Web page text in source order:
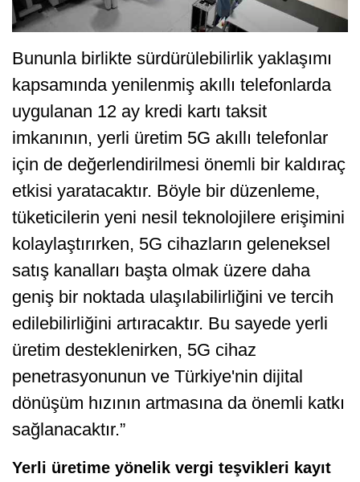
Bununla birlikte sürdürülebilirlik yaklaşımı
kapsamında yenilenmiş akıllı telefonlarda
uygulanan 12 ay kredi kartı taksit
imkanının, yerli üretim 5G akıllı telefonlar
için de değerlendirilmesi önemli bir kaldıraç
etkisi yaratacaktır. Böyle bir düzenleme,
tüketicilerin yeni nesil teknolojilere erişimini
kolaylaştırırken, 5G cihazların geleneksel
satış kanalları başta olmak üzere daha
geniş bir noktada ulaşılabilirliğini ve tercih
edilebilirliğini artıracaktır. Bu sayede yerli
üretim desteklenirken, 5G cihaz
penetrasyonunun ve Türkiye'nin dijital
dönüşüm hızının artmasına da önemli katkı
sağlanacaktır.”
Yerli üretime yönelik vergi teşvikleri kayıt